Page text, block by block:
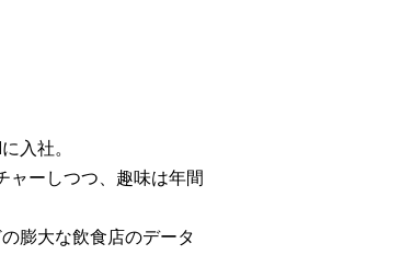
入社。
ャーしつつ、趣味は年間
膨大な飲食店のデータ